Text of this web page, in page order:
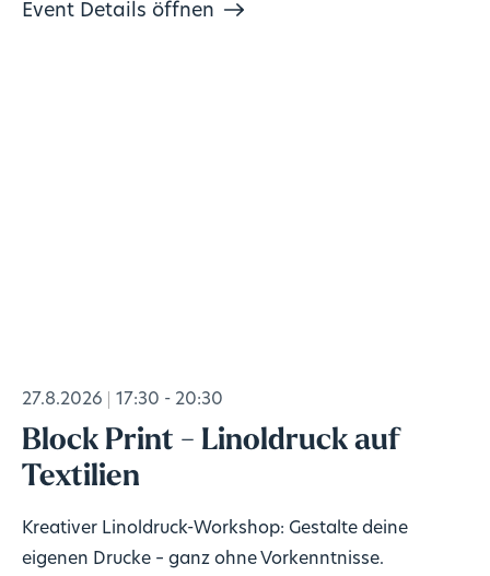
Event Details öffnen
27.8.2026 17:30 - 20:30
Block Print - Linoldruck auf
Textilien
Kreativer Linoldruck-Workshop: Gestalte deine
eigenen Drucke – ganz ohne Vorkenntnisse.